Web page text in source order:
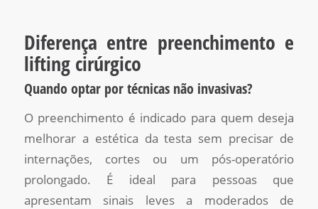
Diferença entre preenchimento e
lifting cirúrgico
Quando optar por técnicas não invasivas?
O preenchimento é indicado para quem deseja
melhorar a estética da testa sem precisar de
internações, cortes ou um pós-operatório
prolongado. É ideal para pessoas que
apresentam sinais leves a moderados de